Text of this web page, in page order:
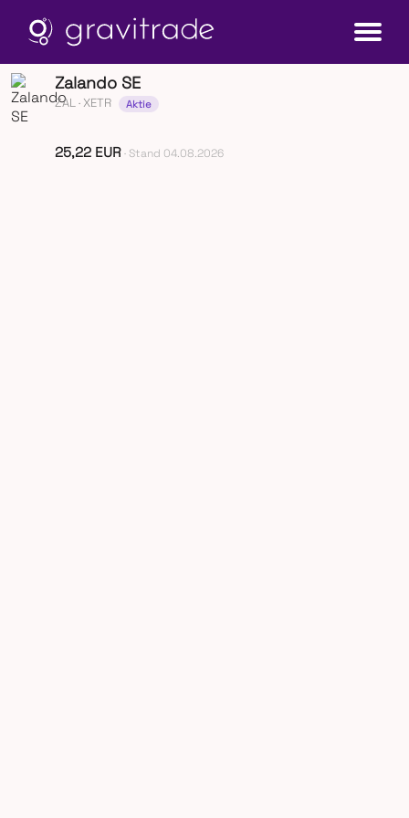
Zalando SE
ZAL· XETR Aktie
25,22 EUR· Stand 04.08.2026